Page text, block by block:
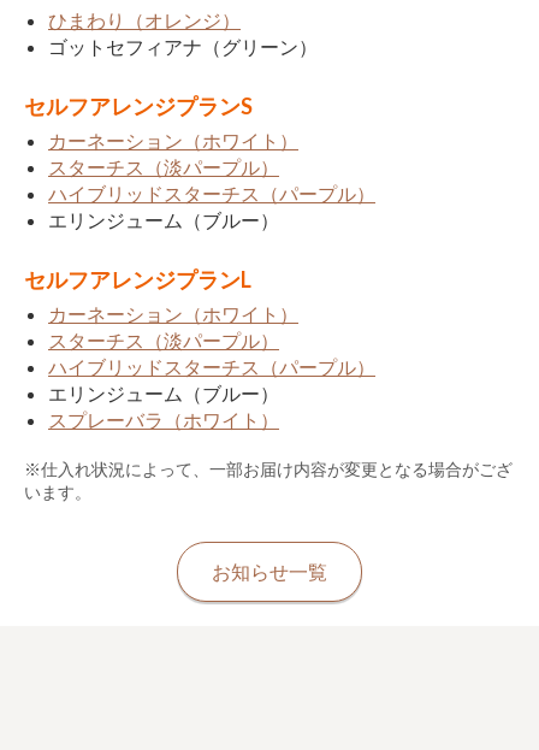
ひまわり（オレンジ）
ゴットセフィアナ（グリーン）
セルフアレンジプランS
カーネーション（ホワイト）
スターチス（淡パープル）
ハイブリッドスターチス（パープル）
エリンジューム（ブルー）
セルフアレンジプランL
カーネーション（ホワイト）
スターチス（淡パープル）
ハイブリッドスターチス（パープル）
エリンジューム（ブルー）
スプレーバラ（ホワイト）
※仕入れ状況によって、一部お届け内容が変更となる場合がござ
います。
お知らせ一覧